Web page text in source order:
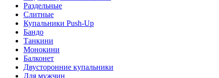
Раздельные
Слитные
Купальники Push-Up
Бандо
Танкини
Монокини
Балконет
Двусторонние купальники
Для мужчин